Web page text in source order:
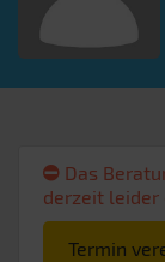
Das
derzeit leider
Termin